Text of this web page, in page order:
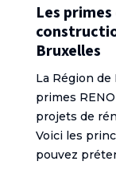
Les
Bruxelles
La Région
primes
projets de
Voici les
pouvez